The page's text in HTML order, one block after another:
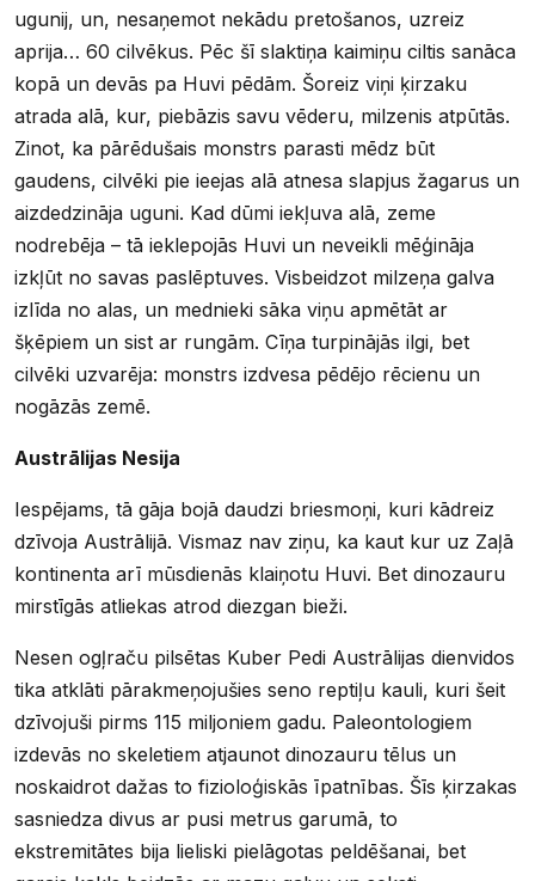
ugunij, un, nesaņemot nekādu pretošanos, uzreiz
aprija… 60 cilvēkus. Pēc šī slaktiņa kaimiņu ciltis sanāca
kopā un devās pa Huvi pēdām. Šoreiz viņi ķirzaku
atrada alā, kur, piebāzis savu vēderu, milzenis atpūtās.
Zinot, ka pārēdušais monstrs parasti mēdz būt
gaudens, cilvēki pie ieejas alā atnesa slapjus žagarus un
aizdedzināja uguni. Kad dūmi iekļuva alā, zeme
nodrebēja – tā ieklepojās Huvi un neveikli mēģināja
izkļūt no savas paslēptuves. Visbeidzot milzeņa galva
izlīda no alas, un mednieki sāka viņu apmētāt ar
šķēpiem un sist ar rungām. Cīņa turpinājās ilgi, bet
cilvēki uzvarēja: monstrs izdvesa pēdējo rēcienu un
nogāzās zemē.
Austrālijas Nesija
Iespējams, tā gāja bojā daudzi briesmoņi, kuri kādreiz
dzīvoja Austrālijā. Vismaz nav ziņu, ka kaut kur uz Zaļā
kontinenta arī mūsdienās klaiņotu Huvi. Bet dinozauru
mirstīgās atliekas atrod diezgan bieži.
Nesen ogļraču pilsētas Kuber Pedi Austrālijas dienvidos
tika atklāti pārakmeņojušies seno reptiļu kauli, kuri šeit
dzīvojuši pirms 115 miljoniem gadu. Paleontologiem
izdevās no skeletiem atjaunot dinozauru tēlus un
noskaidrot dažas to fizioloģiskās īpatnības. Šīs ķirzakas
sasniedza divus ar pusi metrus garumā, to
ekstremitātes bija lieliski pielāgotas peldēšanai, bet